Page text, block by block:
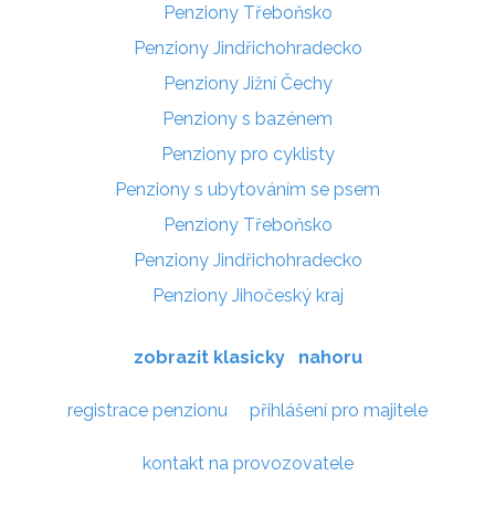
Penziony Třeboňsko
Penziony Jindřichohradecko
Penziony Jižní Čechy
Penziony s bazénem
Penziony pro cyklisty
Penziony s ubytováním se psem
Penziony Třeboňsko
Penziony Jindřichohradecko
Penziony Jihočeský kraj
zobrazit klasicky nahoru
registrace penzionu přihlášení pro majitele
kontakt na provozovatele